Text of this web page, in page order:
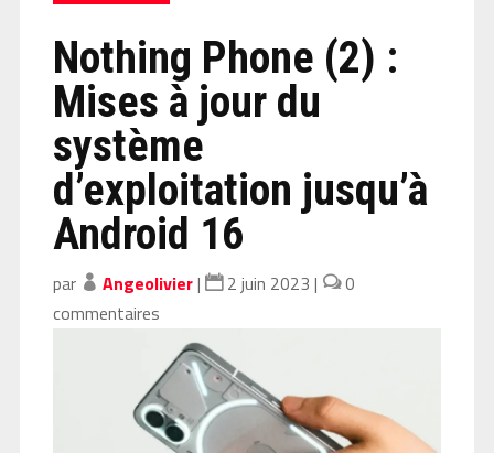
Nothing Phone (2) :
Mises à jour du
système
d’exploitation jusqu’à
Android 16
par Angeolivier| 2 juin 2023 |
0
commentaires